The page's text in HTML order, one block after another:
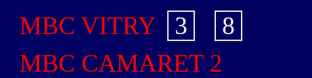
MBC VITRY 3
8
MBC CAMARET 2